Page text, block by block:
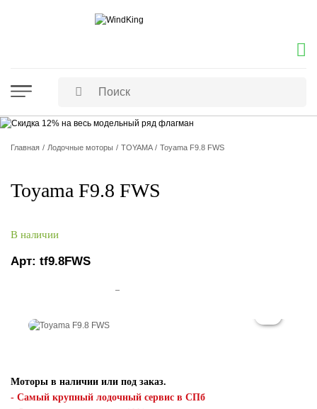
Главная Лодочные моторы TOYAMA Toyama F9.8 FWS
Toyama F9.8 FWS
В наличии
Арт: tf9.8FWS
Моторы в наличии или под заказ.
- Самый крупный лодочный сервис в СПб